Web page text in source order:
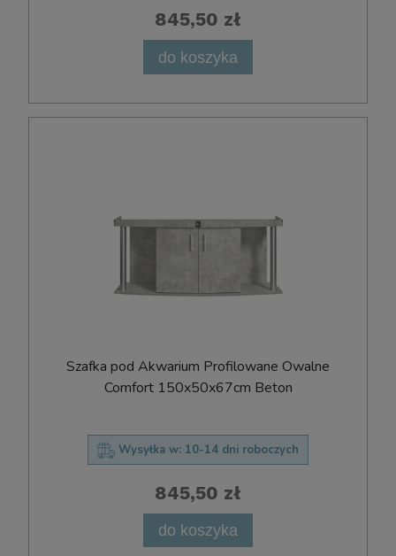
845,50 zł
do koszyka
Szafka pod Akwarium Profilowane Owalne
Comfort 150x50x67cm Beton
Wysyłka w: 10-14 dni roboczych
845,50 zł
do koszyka